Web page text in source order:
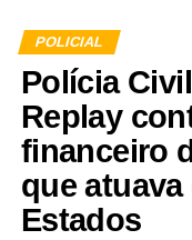
POLICIAL
Polícia
Replay
financeiro
que
Estados